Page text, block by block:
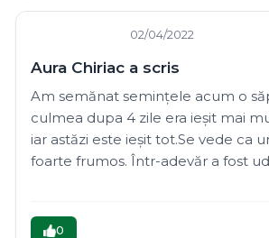
02/04/2022
Aura Chiriac a scris
Am semănat semințele acum o
culmea dupa 4 zile era ieșit mai
iar astăzi este ieșit tot.Se vede ca
foarte frumos. Într-adevăr a fost
0